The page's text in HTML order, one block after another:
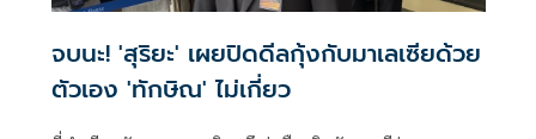
จบนะ! 'สุริยะ' เผยปิดดีลกุ้งกับมาเลเซียด้วย
ตัวเอง 'ทักษิณ' ไม่เกี่ยว